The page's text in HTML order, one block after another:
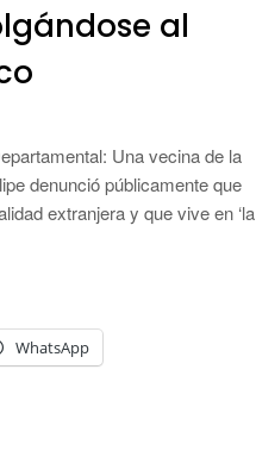
al
Una vecina de la
denunció públicamente que
extranjera y que vive en ‘la
WhatsApp